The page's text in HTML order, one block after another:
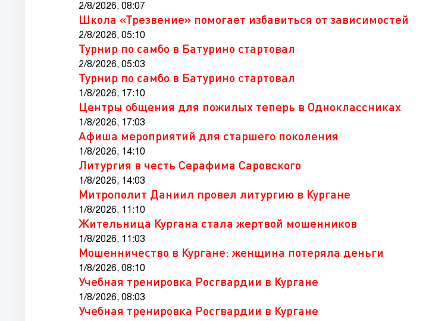
2/8/2026, 08:07
Школа «Трезвение» помогает избавиться от зависимостей
2/8/2026, 05:10
Турнир по самбо в Батурино стартовал
2/8/2026, 05:03
Турнир по самбо в Батурино стартовал
1/8/2026, 17:10
Центры общения для пожилых теперь в Одноклассниках
1/8/2026, 17:03
Афиша мероприятий для старшего поколения
1/8/2026, 14:10
Литургия в честь Серафима Саровского
1/8/2026, 14:03
Митрополит Даниил провел литургию в Кургане
1/8/2026, 11:10
Жительница Кургана стала жертвой мошенников
1/8/2026, 11:03
Мошенничество в Кургане: женщина потеряла деньги
1/8/2026, 08:10
Учебная тренировка Росгвардии в Кургане
1/8/2026, 08:03
Учебная тренировка Росгвардии в Кургане